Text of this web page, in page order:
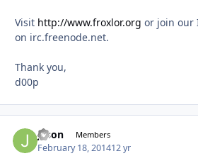
Visit http://www.froxlor.org or join our
on irc.freenode.net.
Thank you,
d00p
jason Members
February 18, 201412 yr